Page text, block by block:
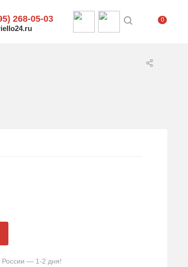
268-05-03 0
России — 1-2 дня!